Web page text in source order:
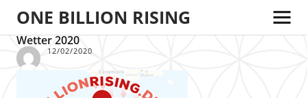
ONE BILLION RISING
Wetter 2020
12/02/2020